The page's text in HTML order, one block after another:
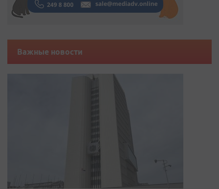
Важные новости